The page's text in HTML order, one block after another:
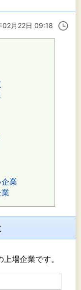
02月22日 09:18
業
場企業です。